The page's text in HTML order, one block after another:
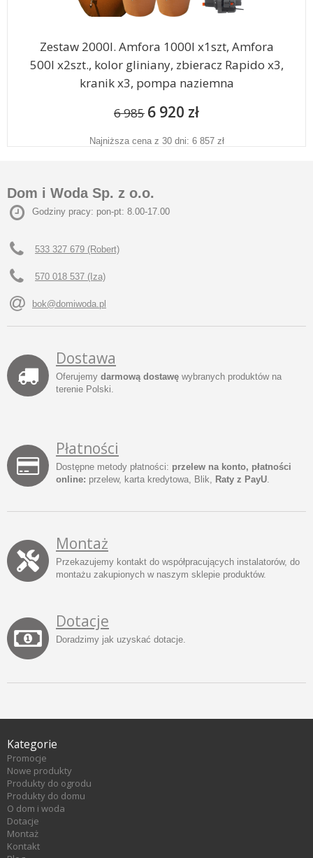
Zestaw 2000l. Amfora 1000l x1szt, Amfora
500l x2szt., kolor gliniany, zbieracz Rapido x3,
kranik x3, pompa naziemna
6 985 6 920 zł
Najniższa cena z 30 dni: 6 857 zł
Dom i Woda Sp. z o.o.
Godziny pracy: pon-pt: 8.00-17.00
533 327 679 (Robert)
570 018 537 (Iza)
bok@domiwoda.pl
Dostawa
Oferujemy darmową dostawę wybranych produktów na
terenie Polski.
Płatności
Dostępne metody płatności: przelew na konto, płatności
online: przelew, karta kredytowa, Blik, Raty z PayU.
Montaż
Przekazujemy kontakt do współpracujących instalatorów, do
montażu zakupionych w naszym sklepie produktów.
Dotacje
Doradzimy jak uzyskać dotacje.
Kategorie
Promocje
Nowe produkty
Produkty do ogrodu
Produkty do domu
O dom i woda
Dotacje
Montaż
Kontakt